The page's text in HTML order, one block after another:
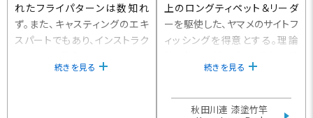
れたフライパターンは数知れ
ず。また、キャスティングのエキ
スパートでもあり、インストラク
シャーを指導し、日本のフライ
続きを見る
上のロングティペット＆リーダ
ーを駆使した、ヤマメのサイトフ
ィッシングを得意とする。理論
すべく、ガイド業もこなしながら
える数多くの渓魚と出逢ってい
続きを見る
秋田川連 漆塗竹竿